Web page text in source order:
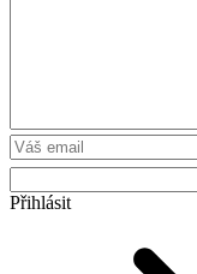
Přihlásit